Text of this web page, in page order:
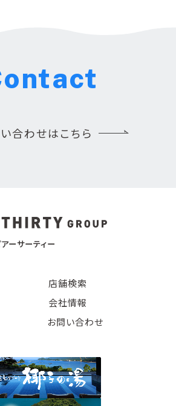
合わせはこちら
ーサーティー
店舗検索
会社情報
お問い合わせ